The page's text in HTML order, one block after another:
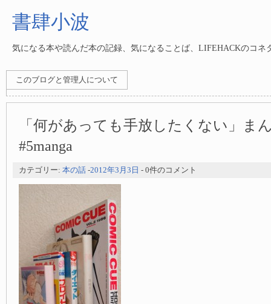
書肆小波
気になる本や読んだ本の記録、気になることば、LIFEHACKのコネ
このブログと管理人について
「何があっても手放したくない」ま
#5manga
カテゴリー: 本の話 -2012年3月3日 - 0件のコメント